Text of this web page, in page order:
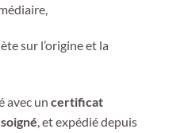
sur l’origine et la
avec un certificat
, et expédié depuis